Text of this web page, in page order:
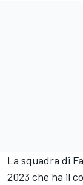
La squadra di
2023 che ha il